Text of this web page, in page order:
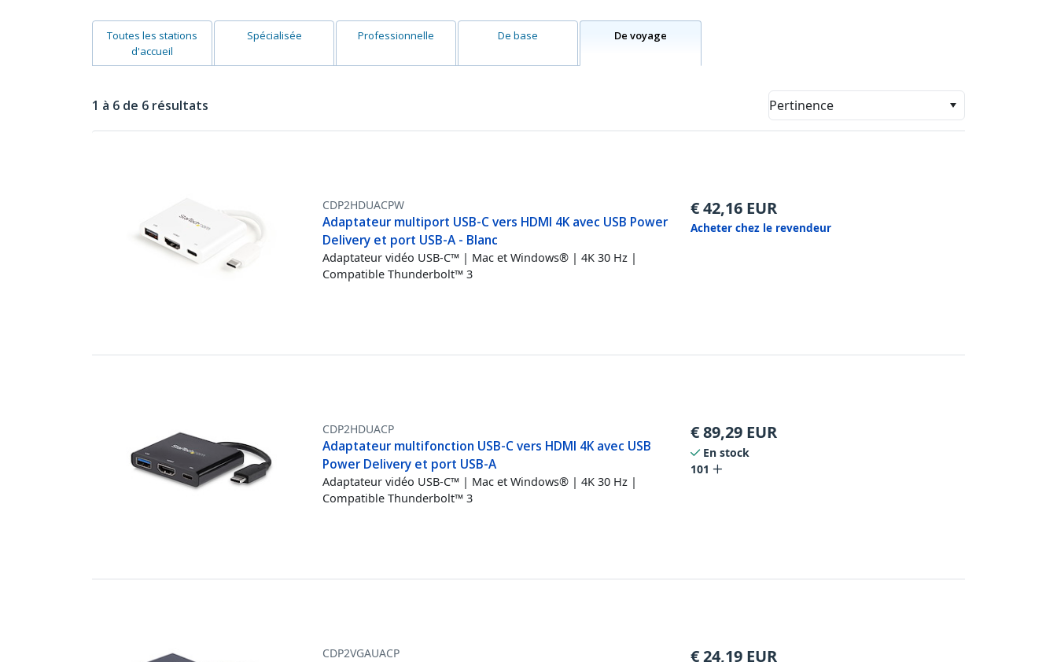
Toutes les stations
d'accueil
Spécialisée Professionnelle De base De voyage
1 à 6 de 6 résultats Pertinence
CDP2HDUACPW
Adaptateur multiport USB-C vers HDMI 4K avec USB Power
Delivery et port USB-A - Blanc
Adaptateur vidéo USB-C™ | Mac et Windows® | 4K 30 Hz |
Compatible Thunderbolt™ 3
€42,16 EUR
Acheter chez le revendeur
CDP2HDUACP
Adaptateur multifonction USB-C vers HDMI 4K avec USB
Power Delivery et port USB-A
Adaptateur vidéo USB-C™ | Mac et Windows® | 4K 30 Hz |
Compatible Thunderbolt™ 3
€89,29 EUR
En stock
101
CDP2VGAUACP €24,19 EUR